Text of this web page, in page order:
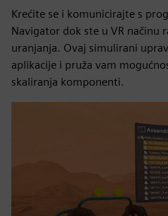
Krećite se i komunicirajte s
Navigator dok ste u VR načinu
uranjanja. Ovaj simulirani
aplikacije i pruža vam
skaliranja komponenti.